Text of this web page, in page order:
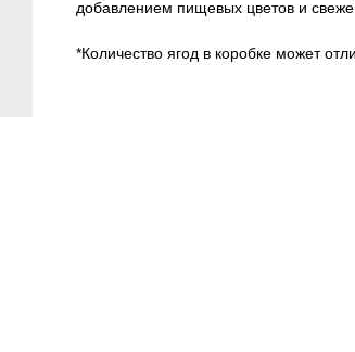
добавлением пищевых цветов и
*Количество ягод в коробке может